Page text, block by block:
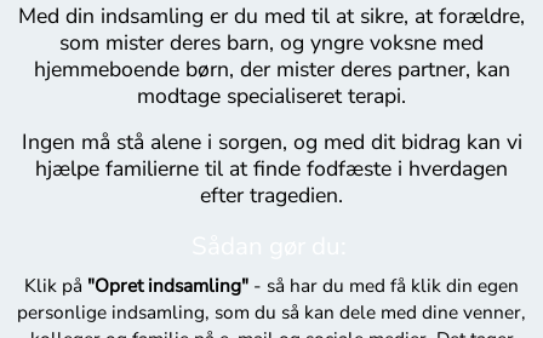
Med din indsamling er du med til at sikre, at forældre,
som mister deres barn, og yngre voksne med
hjemmeboende børn, der mister deres partner, kan
modtage specialiseret terapi.
Ingen må stå alene i sorgen, og med dit bidrag kan vi
hjælpe familierne til at finde fodfæste i hverdagen
efter tragedien.
Klik på "Opret indsamling" - så har du med få klik din egen
personlige indsamling, som du så kan dele med dine venner,